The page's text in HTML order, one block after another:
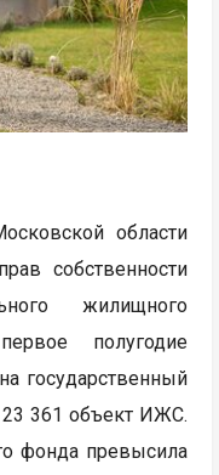
области
собственности
жилищного
полугодие
государственный
23 361 объект ИЖС.
фонда превысила